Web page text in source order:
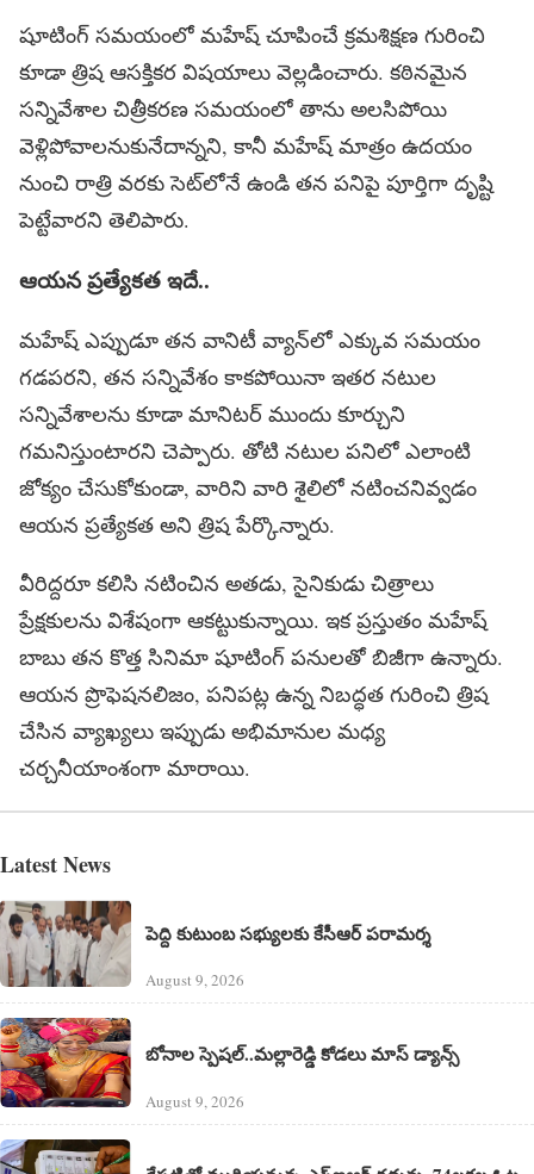
షూటింగ్ సమయంలో మహేష్ చూపించే క్రమశిక్షణ గురించి
కూడా త్రిష ఆసక్తికర విషయాలు వెల్లడించారు. కఠినమైన
సన్నివేశాల చిత్రీకరణ సమయంలో తాను అలసిపోయి
వెళ్లిపోవాలనుకునేదాన్నని, కానీ మహేష్ మాత్రం ఉదయం
నుంచి రాత్రి వరకు సెట్‌లోనే ఉండి తన పనిపై పూర్తిగా దృష్టి
పెట్టేవారని తెలిపారు.
ఆయ‌న ప్ర‌త్యేక‌త ఇదే..
మహేష్ ఎప్పుడూ తన వానిటీ వ్యాన్‌లో ఎక్కువ సమయం
గడపరని, తన సన్నివేశం కాకపోయినా ఇతర నటుల
సన్నివేశాలను కూడా మానిటర్ ముందు కూర్చుని
గమనిస్తుంటారని చెప్పారు. తోటి నటుల పనిలో ఎలాంటి
జోక్యం చేసుకోకుండా, వారిని వారి శైలిలో నటించనివ్వడం
ఆయన ప్రత్యేకత అని త్రిష పేర్కొన్నారు.
వీరిద్దరూ కలిసి నటించిన అతడు, సైనికుడు చిత్రాలు
ప్రేక్షకులను విశేషంగా ఆకట్టుకున్నాయి. ఇక ప్రస్తుతం మహేష్
బాబు తన కొత్త సినిమా షూటింగ్ పనులతో బిజీగా ఉన్నారు.
ఆయన ప్రొఫెషనలిజం, పనిపట్ల ఉన్న నిబద్ధత గురించి త్రిష
చేసిన వ్యాఖ్యలు ఇప్పుడు అభిమానుల మధ్య
చర్చనీయాంశంగా మారాయి.
Latest News
పెద్ది కుటుంబ సభ్యులకు కేసీఆర్ పరామర్శ
August 9, 2026
బోనాల స్పెషల్..మల్లారెడ్డి కోడలు మాస్ డ్యాన్స్
August 9, 2026